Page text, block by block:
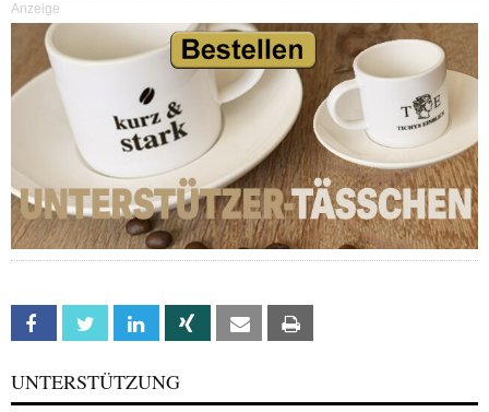
Anzeige
Facebook Twitter Linkedin Xing Email
UNTERSTÜTZUNG